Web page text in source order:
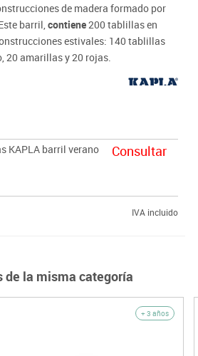
de madera formado por
barril, contiene200 tablillas en
estivales: 140 tablillas
20 amarillas y 20 rojas.
KAPLA barril verano
Consultar
IVA incluido
de la misma categoría
+ 3 años